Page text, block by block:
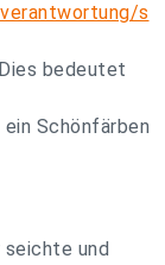
s
bedeutet
Schönfärben
seichte und